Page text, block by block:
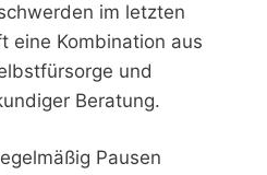
im letzten
eine Kombination aus
und
Beratung.
Pausen